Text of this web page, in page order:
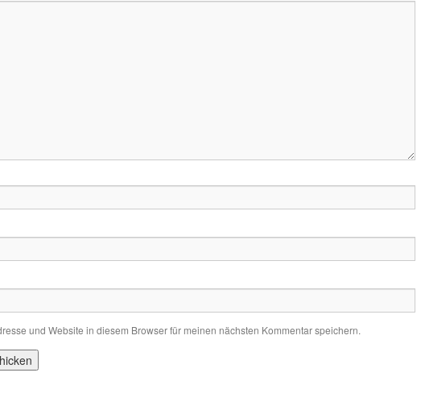
und Website in diesem Browser für meinen nächsten Kommentar speichern.